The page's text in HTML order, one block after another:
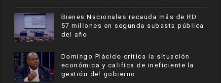
Bienes Nacionales recauda más de RD
57 millones en segunda subasta pública
del año
​Domingo Plácido critica la situación
económica y califica de ineficiente la
gestión del gobierno